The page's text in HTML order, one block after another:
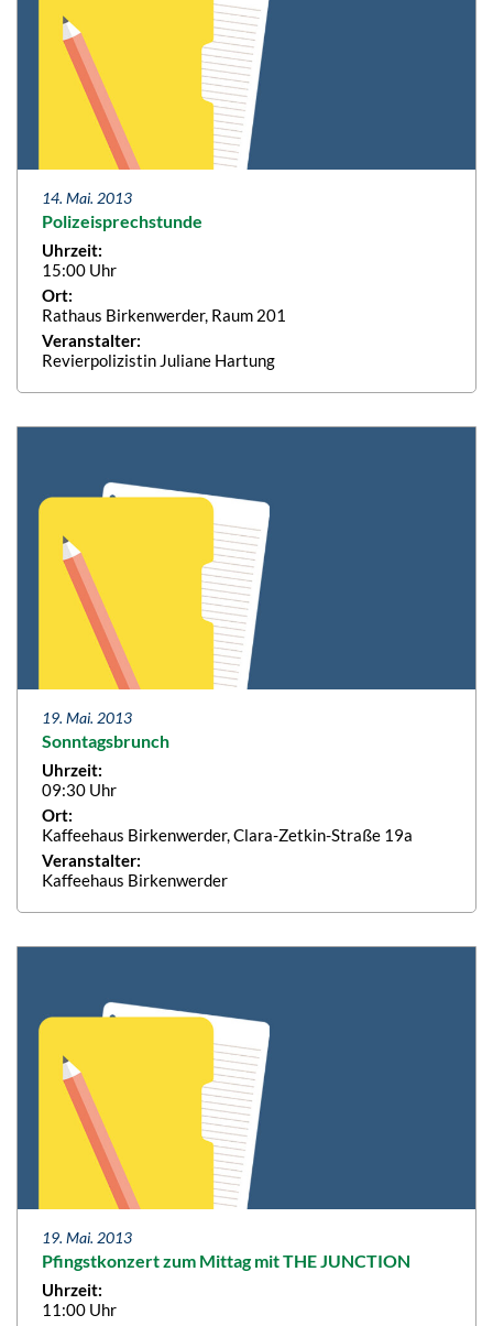
14. Mai. 2013
Polizeisprechstunde
Uhrzeit:
15:00 Uhr
Ort:
Rathaus Birkenwerder, Raum 201
Veranstalter:
Revierpolizistin Juliane Hartung
19. Mai. 2013
Sonntagsbrunch
Uhrzeit:
09:30 Uhr
Ort:
Kaffeehaus Birkenwerder, Clara-Zetkin-Straße 19a
Veranstalter:
Kaffeehaus Birkenwerder
19. Mai. 2013
Pfingstkonzert zum Mittag mit THE JUNCTION
Uhrzeit:
11:00 Uhr